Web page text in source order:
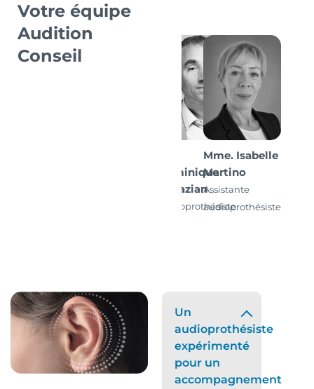
Votre équipe
Audition
Conseil
Dominique
Papazian
Audioprothésiste
Mme. Isabelle
Martino
Assistante
audioprothésiste
Un
audioprothésiste
expérimenté
pour un
accompagnement